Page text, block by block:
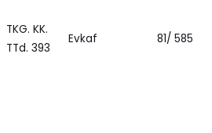
TKG. KK.
TTd. 393
Evkaf 81/ 585